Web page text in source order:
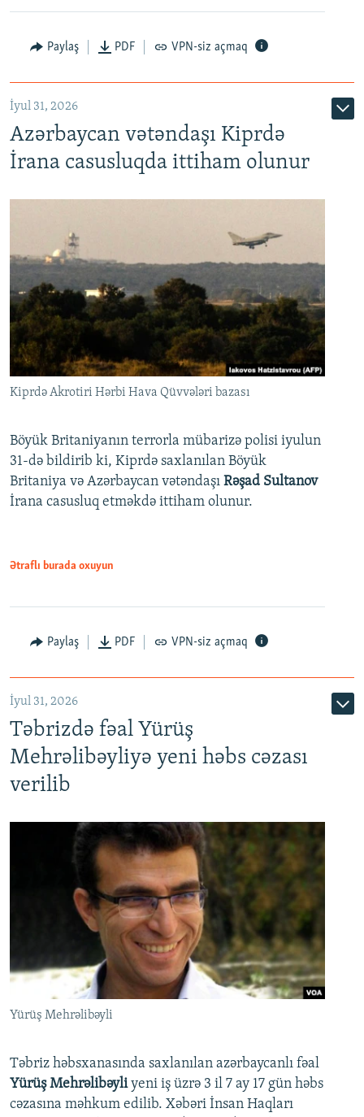
Paylaş PDF VPN-siz açmaq
İyul 31, 2026
Azərbaycan vətəndaşı Kiprdə
İrana casusluqda ittiham olunur
Kiprdə Akrotiri Hərbi Hava Qüvvələri bazası
Böyük Britaniyanın terrorla mübarizə polisi iyulun
31-də bildirib ki, Kiprdə saxlanılan Böyük
Britaniya və Azərbaycan vətəndaşı Rəşad Sultanov
İrana casusluq etməkdə ittiham olunur.
Ətraflı burada oxuyun
Paylaş PDF VPN-siz açmaq
İyul 31, 2026
Təbrizdə fəal Yürüş
Mehrəlibəyliyə yeni həbs cəzası
verilib
Yürüş Mehrəlibəyli
Təbriz həbsxanasında saxlanılan azərbaycanlı fəal
Yürüş Mehrəlibəyliyeni iş üzrə 3 il 7 ay 17 gün həbs
cəzasına məhkum edilib. Xəbəri İnsan Haqları